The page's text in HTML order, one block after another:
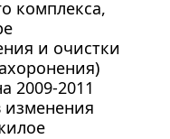
комплекса,
и очистки
2009-2011
изменения